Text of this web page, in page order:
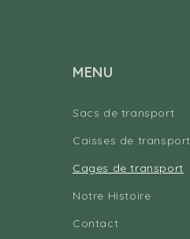
MENU
Sacs de transport
Caisses de transport
Cages de transport
Notre Histoire
Contact